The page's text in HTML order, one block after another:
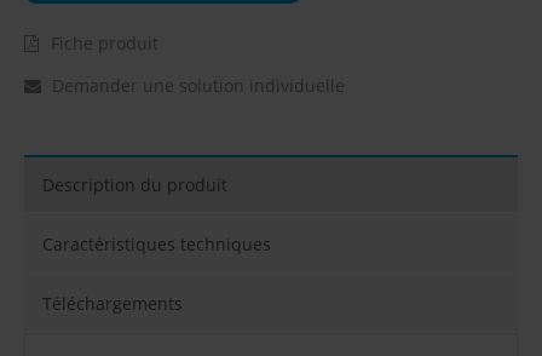
Fiche produit
Demander une solution individuelle
Description du produit
Caractéristiques techniques
Téléchargements